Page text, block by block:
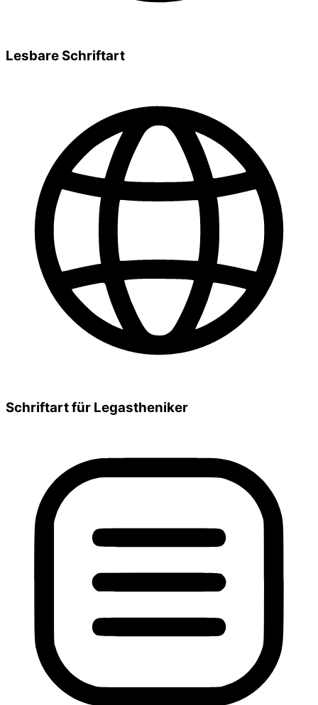
Lesbare Schriftart
Schriftart für Legastheniker